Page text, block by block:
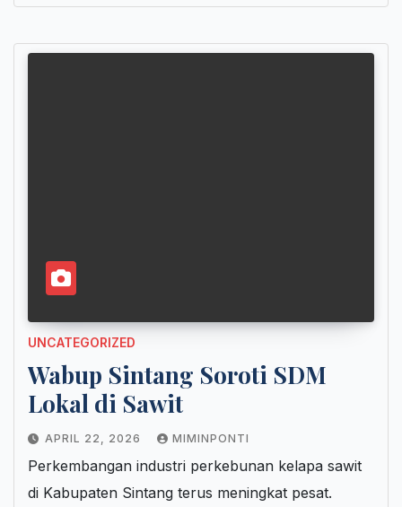
UNCATEGORIZED
Wabup Sintang Soroti SDM
Lokal di Sawit
APRIL 22, 2026 MIMINPONTI
Perkembangan industri perkebunan kelapa sawit
di Kabupaten Sintang terus meningkat pesat.